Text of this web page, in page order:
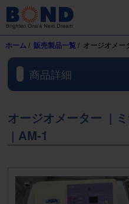
ホーム/ 販売製品一覧/ オージオメー
商品詳細
オージオメーター |
| AM-1